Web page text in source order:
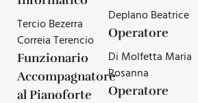
Tercio Bezerra
Correia Terencio
Funzionario
Accompagnatore
al Pianoforte
Deplano Beatrice
Operatore
Di Molfetta Maria
Rosanna
Operatore